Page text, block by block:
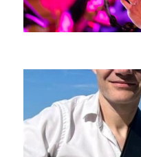
Under Water